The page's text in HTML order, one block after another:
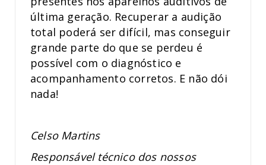
última geração. Recuperar a audição
total poderá ser difícil, mas conseguir
grande parte do que se perdeu é
possível com o diagnóstico e
acompanhamento corretos. E não dói
nada!
Celso Martins
Responsável técnico dos nossos